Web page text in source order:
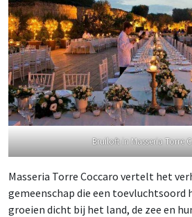
Bruiloft in Masseria Torre
Masseria Torre Coccaro vertelt het
gemeenschap die een toevluchtsoord
groeien dicht bij het land, de zee en